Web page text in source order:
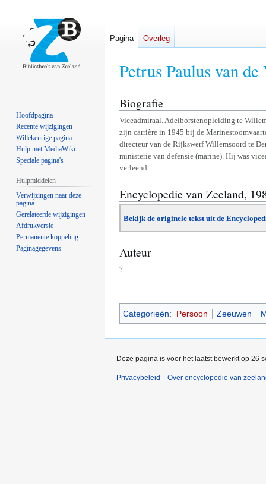
Petrus Paulus van
Naar
navigatie
Naar
zoeken
Biografie
Viceadmiraal. Adelborstenopleiding te
zijn carrière in 1945 bij de
directeur van de Rijkswerf Willemsoord te
ministerie van defensie (marine). Hij was
verleend.
Encyclopedie van Zeeland,
Bekijk de originele tekst uit de
Auteur
?
Categorieën: Persoon Zeeuwen
Pagina Overleg
Hoofdpagina
Recente wijzigingen
Willekeurige pagina
Hulp met MediaWiki
Speciale pagina's
Hulpmiddelen
Verwijzingen naar deze
pagina
Gerelateerde wijzigingen
Afdrukversie
Permanente koppeling
Paginagegevens
Deze pagina is voor het laatst bewerkt op 26
Privacybeleid Over encyclopedie van